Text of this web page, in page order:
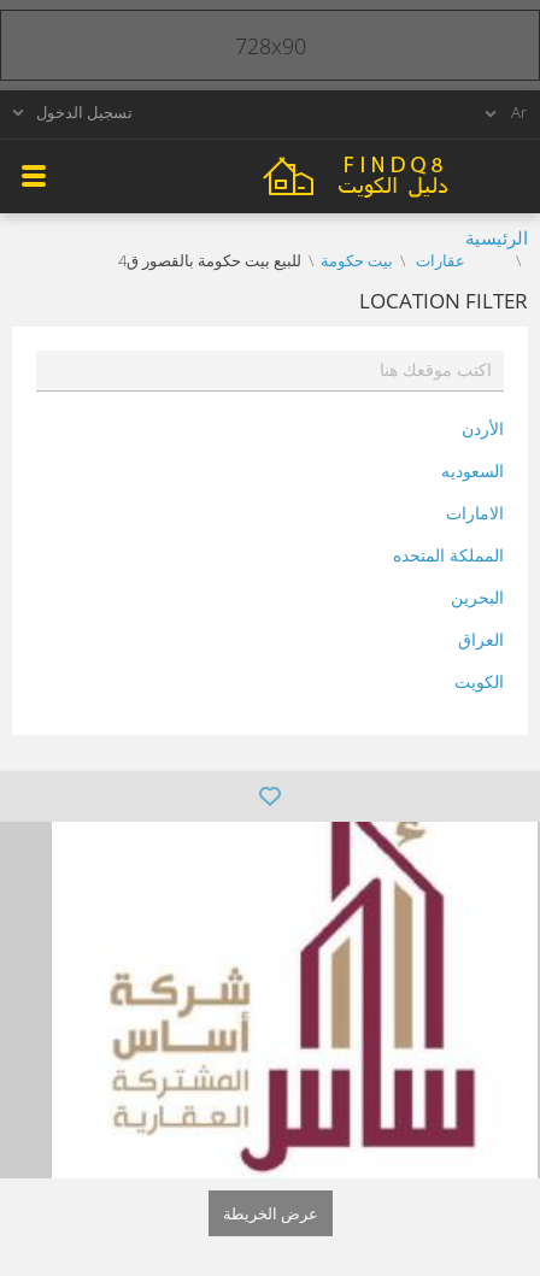
تسجيل الدخول
الرئيسية
عقارات بيت حكومة للبيع بيت حكومة بالقصور ق4
LOCATION FILTER
الأردن
السعوديه
الامارات
المملكة المتحده
البحرين
العراق
الكويت
عرض الخريطة
728x90